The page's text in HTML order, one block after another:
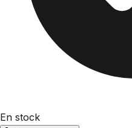
En stock